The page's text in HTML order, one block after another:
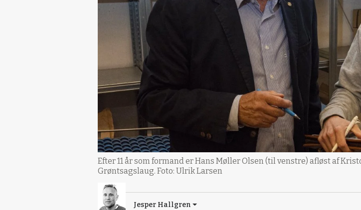
Efter 11 år som formand er Hans Møller Olsen (til venstre) afløst af
Grøntsagslaug. Foto: Ulrik Larsen
Jesper Hallgren